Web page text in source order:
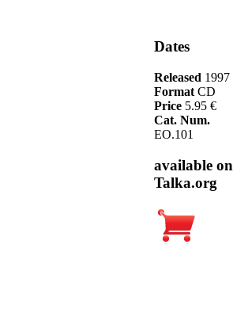
Dates
Released 1997
Format CD
Price 5.95 €
Cat. Num.
EO.101
available on
Talka.org